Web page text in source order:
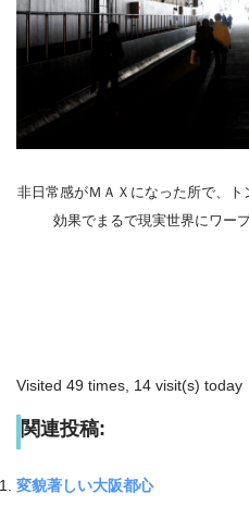
非日常感がＭＡＸになった所で、
効果でまるで現実世界にワー
Visited 49 times, 14 visit(s) today
関連投稿:
変貌著しい大阪都心